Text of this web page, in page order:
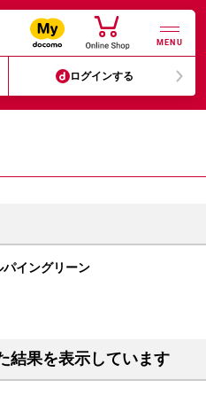
MENU
ログインする
イングリーン
結果を表示しています